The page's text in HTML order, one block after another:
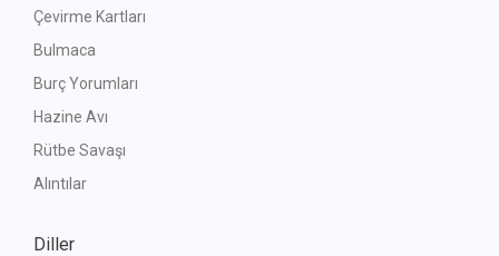
Çevirme Kartları
Bulmaca
Burç Yorumları
Hazine Avı
Rütbe Savaşı
Alıntılar
Diller